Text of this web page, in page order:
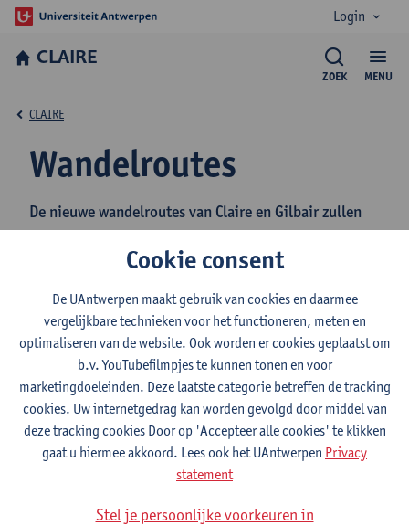
Login
CLAIRE
MENU
ZOEK
Wandelroutes
De nieuwe wandelroutes van Claire en Gilbair zullen
CLAIRE
In 2021 wandelden Claire &
Gilbair in totaal al 3.680,50
km op 568 wandelingen!
Contact
Cookie consent
De UAntwerpen maakt gebruik van cookies en daarmee
vergelijkbare technieken voor het functioneren, meten en
optimaliseren van de website. Ook worden er cookies geplaatst om
b.v. YouTubefilmpjes te kunnen tonen en voor
marketingdoeleinden. Deze laatste categorie betreffen de tracking
cookies. Uw internetgedrag kan worden gevolgd door middel van
deze tracking cookies Door op 'Accepteer alle cookies' te klikken
gaat u hiermee akkoord. Lees ook het UAntwerpen Privacy
statement
Stel je persoonlijke voorkeuren in